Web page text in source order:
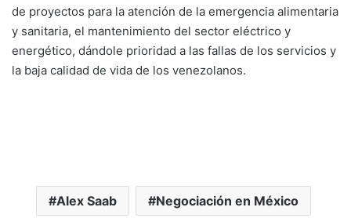
de proyectos para la atención de la emergencia alimentaria
y sanitaria, el mantenimiento del sector eléctrico y
energético, dándole prioridad a las fallas de los servicios y
la baja calidad de vida de los venezolanos.
Alex Saab Negociación en México